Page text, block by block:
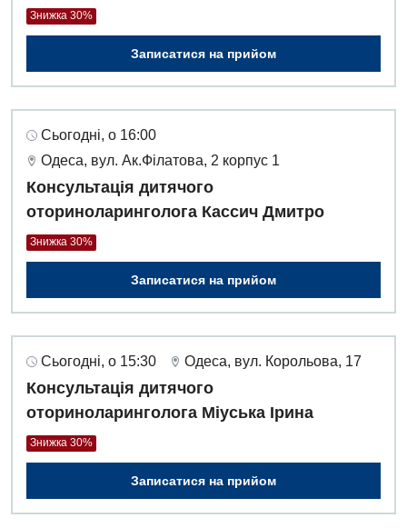
Знижка 30%
Записатися на прийом
Сьогодні, о 16:00
Одеса, вул. Ак.Філатова, 2 корпус 1
Консультація дитячого
оториноларинголога Кассич Дмитро
Знижка 30%
Записатися на прийом
Сьогодні, о 15:30 Одеса, вул. Корольова, 17
Консультація дитячого
оториноларинголога Міуська Ірина
Знижка 30%
Записатися на прийом